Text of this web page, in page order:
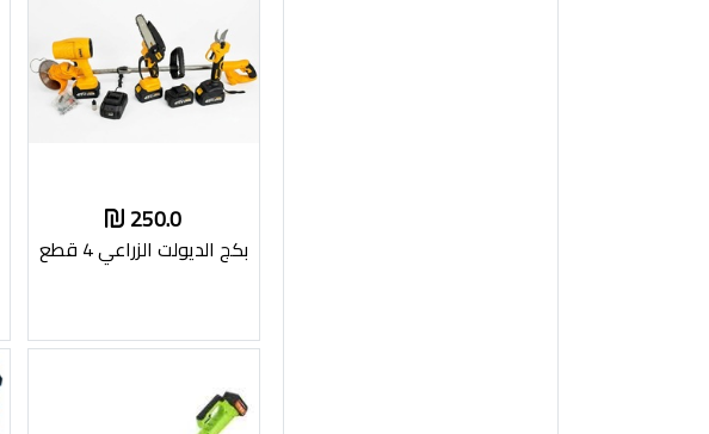
250.0
بكج الديولت الزراعي 4 قطع